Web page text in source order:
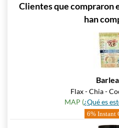
Clientes que compraron
han
Flax - Chia -
MAP (¿Qué es
6% Instant